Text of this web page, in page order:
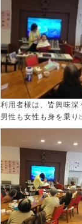
利用者様は、皆興味深
男性も女性も身を乗り